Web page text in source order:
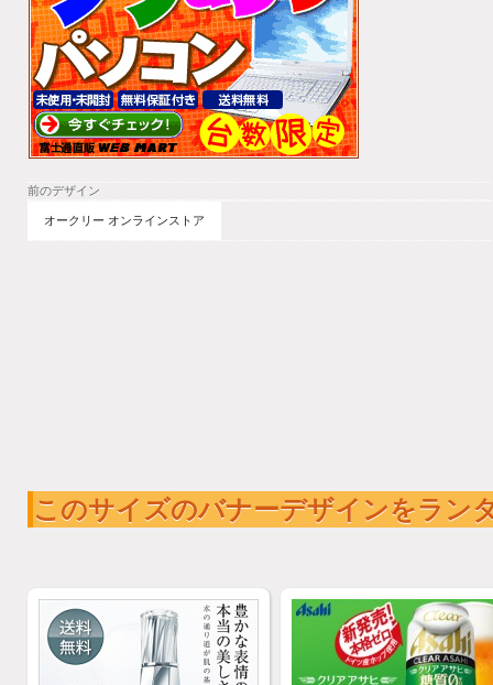
前のデザイン
オークリー オンラインストア
このサイズのバナーデザインをラン